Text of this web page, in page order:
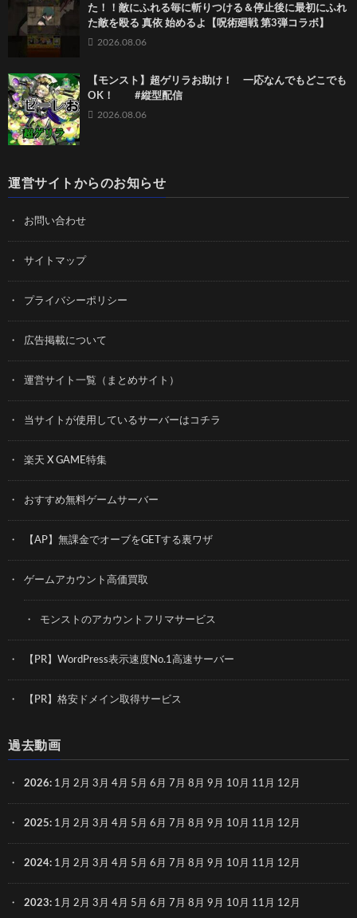
た！！敵にふれる毎に斬りつける＆停止後に最初にふれ
た敵を殴る 真依 始めるよ【呪術廻戦 第3弾コラボ】
2026.08.06
【モンスト】超ゲリラお助け！ 一応なんでもどこでも
OK！ #縦型配信
2026.08.06
運営サイトからのお知らせ
お問い合わせ
サイトマップ
プライバシーポリシー
広告掲載について
運営サイト一覧（まとめサイト）
当サイトが使用しているサーバーはコチラ
楽天 X GAME特集
おすすめ無料ゲームサーバー
【AP】無課金でオーブをGETする裏ワザ
ゲームアカウント高価買取
モンストのアカウントフリマサービス
【PR】WordPress表示速度No.1高速サーバー
【PR】格安ドメイン取得サービス
過去動画
2026: 1月 2月 3月 4月 5月 6月 7月 8月 9月 10月 11月 12月
2025: 1月 2月 3月 4月 5月 6月 7月 8月 9月 10月 11月 12月
2024: 1月 2月 3月 4月 5月 6月 7月 8月 9月 10月 11月 12月
2023: 1月 2月 3月 4月 5月 6月 7月 8月 9月 10月 11月 12月